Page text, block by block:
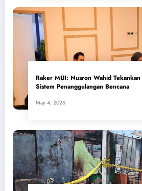
​Raker MUI: Nusron Wahid Tekankan
Sistem Penanggulangan Bencana
May 4, 2026